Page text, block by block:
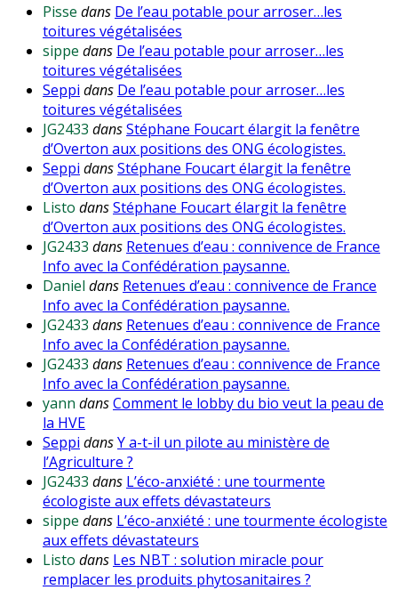
Pisse dans De l’eau potable pour arroser…les
toitures végétalisées
sippe dans De l’eau potable pour arroser…les
toitures végétalisées
Seppi dans De l’eau potable pour arroser…les
toitures végétalisées
JG2433 dansStéphane Foucart élargit la fenêtre
d’Overton aux positions des ONG écologistes.
Seppi dansStéphane Foucart élargit la fenêtre
d’Overton aux positions des ONG écologistes.
Listo dansStéphane Foucart élargit la fenêtre
d’Overton aux positions des ONG écologistes.
JG2433 dans Retenues d’eau : connivence de France
Info avec la Confédération paysanne.
Daniel dans Retenues d’eau : connivence de France
Info avec la Confédération paysanne.
JG2433 dans Retenues d’eau : connivence de France
Info avec la Confédération paysanne.
JG2433 dans Retenues d’eau : connivence de France
Info avec la Confédération paysanne.
yann dansComment le lobby du bio veut la peau de
la HVE
Seppi dansY a-t-il un pilote au ministère de
l’Agriculture ?
JG2433 dans L’éco-anxiété : une tourmente
écologiste aux effets dévastateurs
sippe dans L’éco-anxiété : une tourmente écologiste
aux effets dévastateurs
Listo dans Les NBT : solution miracle pour
remplacer les produits phytosanitaires ?